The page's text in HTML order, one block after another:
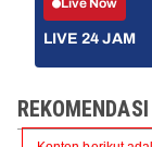
Live Now
LIVE 24 JAM